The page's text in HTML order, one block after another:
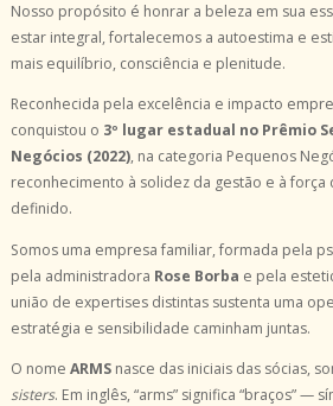
Nosso propósito é honrar a beleza em sua
estar integral, fortalecemos a autoestima e
mais equilíbrio, consciência e plenitude.
Reconhecida pela excelência e impacto
conquistou o 3º lugar estadual no Prêmio
Negócios (2022), na categoria Pequenos
reconhecimento à solidez da gestão e à
definido.
Somos uma empresa familiar, formada pela
pela administradora Rose Borba e pela
união de expertises distintas sustenta uma
estratégia e sensibilidade caminham juntas.
O nome ARMS nasce das iniciais das sócias,
sisters. Em inglês, “arms” significa “braços” —